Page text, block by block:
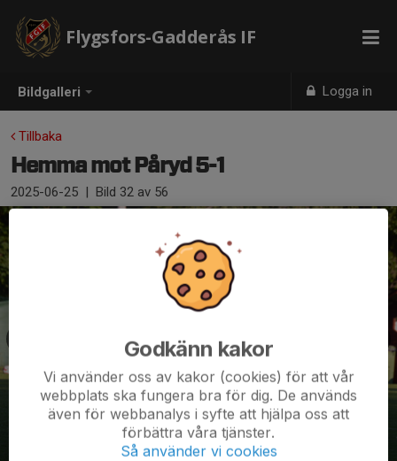
Bildgalleri Logga in
Flygsfors-Gadderås IF
Tillbaka
Hemma mot Påryd 5-1
2025-06-25 | Bild 32 av 56
Godkänn kakor
Vi använder oss av kakor (cookies) för att vår
webbplats ska fungera bra för dig. De används
även för webbanalys i syfte att hjälpa oss att
förbättra våra tjänster.
Så använder vi cookies